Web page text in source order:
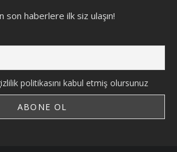
haberlere ilk siz ulaşın!
politikasını kabul etmiş olursunuz